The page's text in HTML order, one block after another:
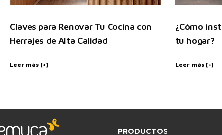
Claves para Renovar Tu Cocina con
Herrajes de Alta Calidad
Leer más [+]
¿Cómo
tu hogar?
Leer más [+]
PRODUCTOS